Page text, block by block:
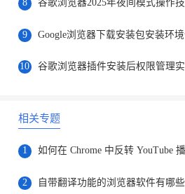
8
9
10
相关专题
1
2 自带翻译功能的浏览器软件有哪些